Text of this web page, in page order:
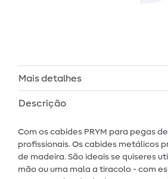
Mais detalhes
Descrição
Com os cabides PRYM para pegas
profissionais. Os cabides metálicos
de madeira. São ideais se quiseres
mão ou uma mala a tiracolo - com